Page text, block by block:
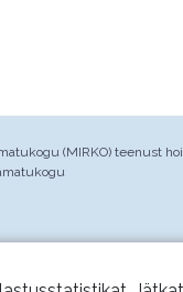
(MIRKO) teenust